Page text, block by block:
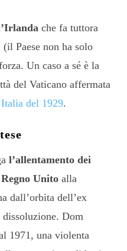
che fa tuttora
Paese non ha solo
Un caso a sé è la
del Vaticano affermata
del 1929.
l’allentamento dei
Unito alla
dall’orbita dell’ex
Dom
1971, una violenta